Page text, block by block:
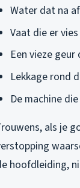
Water dat na
Vaat die er
Een vieze
Lekkage rond
De machine
als je
hoofdleiding,